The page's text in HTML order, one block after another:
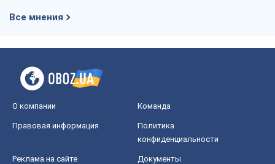
Все мнения
О компании Команда
Правовая информация
Политика
конфиденциальности
Реклама на сайте Документы